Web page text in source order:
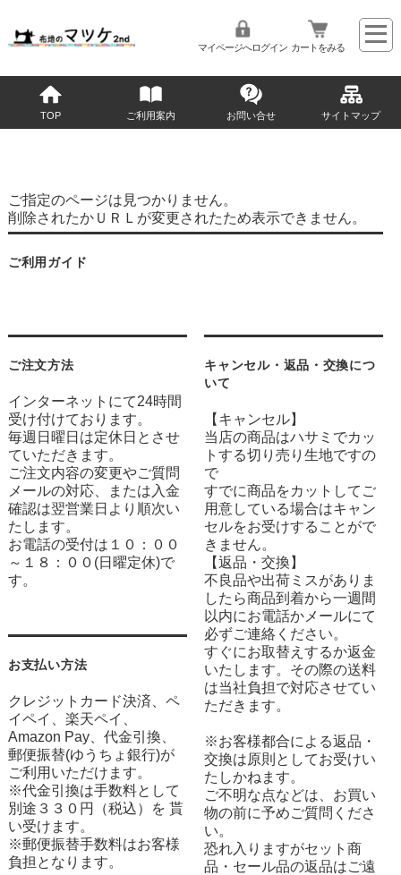
マイページへログイン カートをみる
TOP ご利用案内 お問い合せ サイトマップ
ご指定のページは見つかりません。
削除されたかＵＲＬが変更されたため表示できません。
ご利用ガイド
ご注文方法
インターネットにて24時間
受け付けております。
毎週日曜日は定休日とさせ
ていただきます。
ご注文内容の変更やご質問
メールの対応、または入金
確認は翌営業日より順次い
たします。
お電話の受付は１０：００
～１８：００(日曜定休)で
す。
お支払い方法
クレジットカード決済、ペ
イペイ、楽天ペイ、
Amazon Pay、代金引換、
郵便振替(ゆうちょ銀行)が
ご利用いただけます。
※代金引換は手数料として
別途３３０円（税込）を 貰
い受けます。
※郵便振替手数料はお客様
負担となります。
キャンセル・返品・交換につ
いて
【キャンセル】
当店の商品はハサミでカッ
トする切り売り生地ですの
で
すでに商品をカットしてご
用意している場合はキャン
セルをお受けすることがで
きません。
【返品・交換】
不良品や出荷ミスがありま
したら商品到着から一週間
以内にお電話かメールにて
必ずご連絡ください。
すぐにお取替えするか返金
いたします。その際の送料
は当社負担で対応させてい
ただきます。
※お客様都合による返品・
交換は原則としてお受けい
たしかねます。
ご不明な点などは、お買い
物の前に予めご質問くださ
い。
恐れ入りますがセット商
品・セール品の返品はご遠